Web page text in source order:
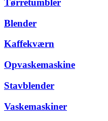
Tørretumbler
Blender
Kaffekværn
Opvaskemaskine
Stavblender
Vaskemaskiner